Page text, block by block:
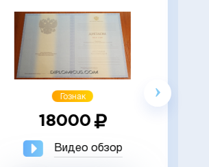
Гознак
18000
Видео обзор